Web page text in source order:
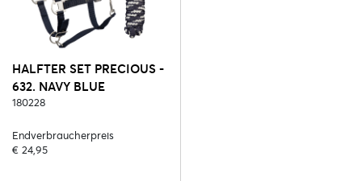
HALFTER SET PRECIOUS -
632. NAVY BLUE
180228
Endverbraucherpreis
€ 24,95